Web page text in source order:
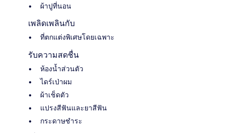
ผ้าปูที่นอน
เพลิดเพลินกับ
ที่ตกแต่งพิเศษโดยเฉพาะ
รับความสดชื่น
ห้องน้ำส่วนตัว
ไดร์เป่าผม
ผ้าเช็ดตัว
แปรงสีฟันและยาสีฟัน
กระดาษชำระ